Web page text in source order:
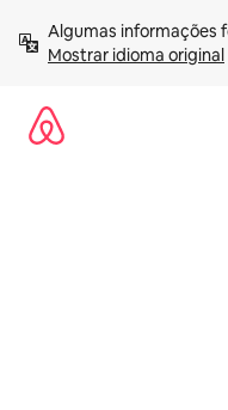
para
Mostrar idioma original